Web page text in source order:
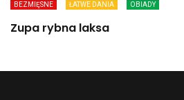
BEZMIĘSNE ŁATWE DANIA OBIADY
Zupa rybna laksa